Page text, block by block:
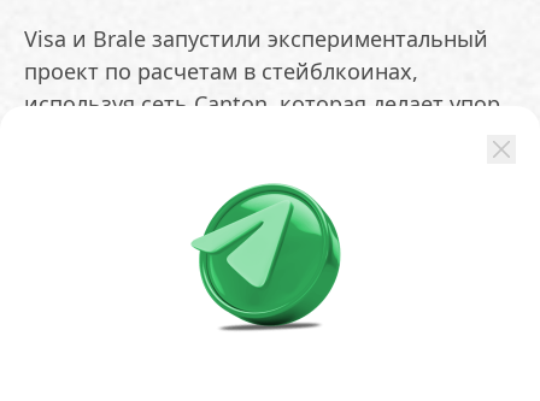
Visa и Brale запустили экспериментальный
проект по расчетам в стейблкоинах,
используя сеть Canton, которая делает упор
— выяснить, смогут ли банки и платежные
сервисы применять блокчейн для
транзакций, не раскрывая
конфиденциальную информацию о платежах